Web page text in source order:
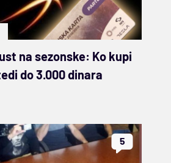
na sezonske: Ko kupi
do 3.000 dinara
5